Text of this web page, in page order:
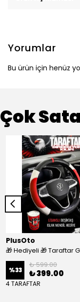
Yorumlar
Bu ürün için henüz
Çok
PlusOto
%33
₺ 599.00
₺ 399.00
4 TARAFTAR